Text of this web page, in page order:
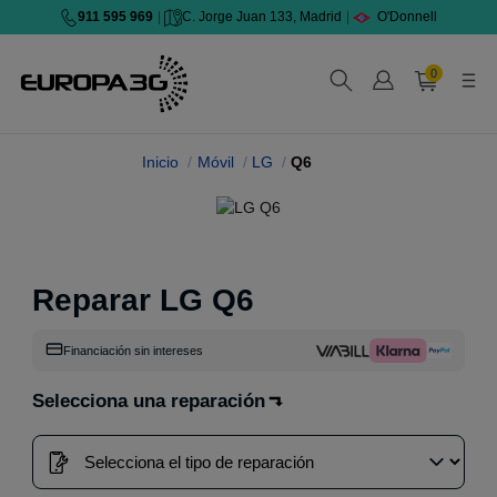
911 595 969 C. Jorge Juan 133, Madrid O'Donnell
0
Inicio Móvil LG Q6
Reparar LG Q6
Financiación sin intereses
Selecciona una reparación